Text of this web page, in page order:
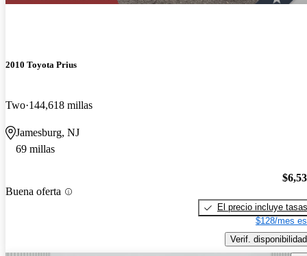
2010 Toyota Prius
Two 144,618 millas
Jamesburg, NJ
69 millas
Buena oferta
El precio incluye tasas
$128/mes
Verif. disponibilidad